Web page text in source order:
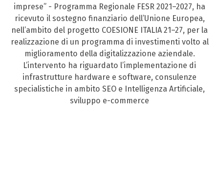
imprese” - Programma Regionale FESR 2021–2027, ha
ricevuto il sostegno finanziario dell’Unione Europea,
nell’ambito del progetto COESIONE ITALIA 21–27, per la
realizzazione di un programma di investimenti volto al
miglioramento della digitalizzazione aziendale.
L’intervento ha riguardato l’implementazione di
infrastrutture hardware e software, consulenze
specialistiche in ambito SEO e Intelligenza Artificiale,
sviluppo e-commerce